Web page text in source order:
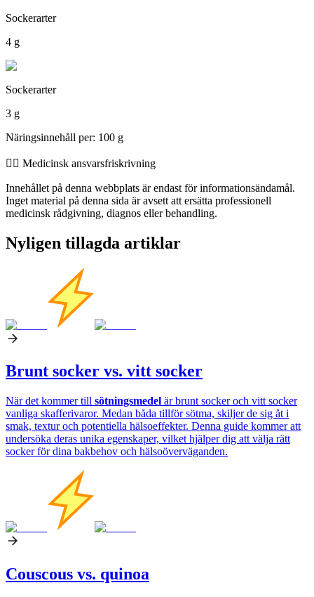
Sockerarter
4 g
Sockerarter
3 g
Näringsinnehåll per: 100 g
👨‍⚕️️ Medicinsk ansvarsfriskrivning
Innehållet på denna webbplats är endast för informationsändamål.
Inget material på denna sida är avsett att ersätta professionell
medicinsk rådgivning, diagnos eller behandling.
Nyligen tillagda artiklar
Brunt socker vs. vitt socker
När det kommer till sötningsmedel är brunt socker och vitt socker
vanliga skafferivaror. Medan båda tillför sötma, skiljer de sig åt i
smak, textur och potentiella hälsoeffekter. Denna guide kommer att
undersöka deras unika egenskaper, vilket hjälper dig att välja rätt
socker för dina bakbehov och hälsoöverväganden.
Couscous vs. quinoa